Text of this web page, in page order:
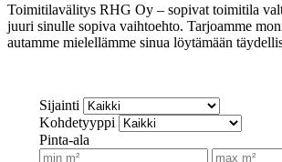
Toimitilavälitys RHG Oy – sopivat toimitila
juuri sinulle sopiva vaihtoehto. Tarjoamme
autamme mielellämme sinua löytämään
Sijainti
Kohdetyyppi
Pinta-ala